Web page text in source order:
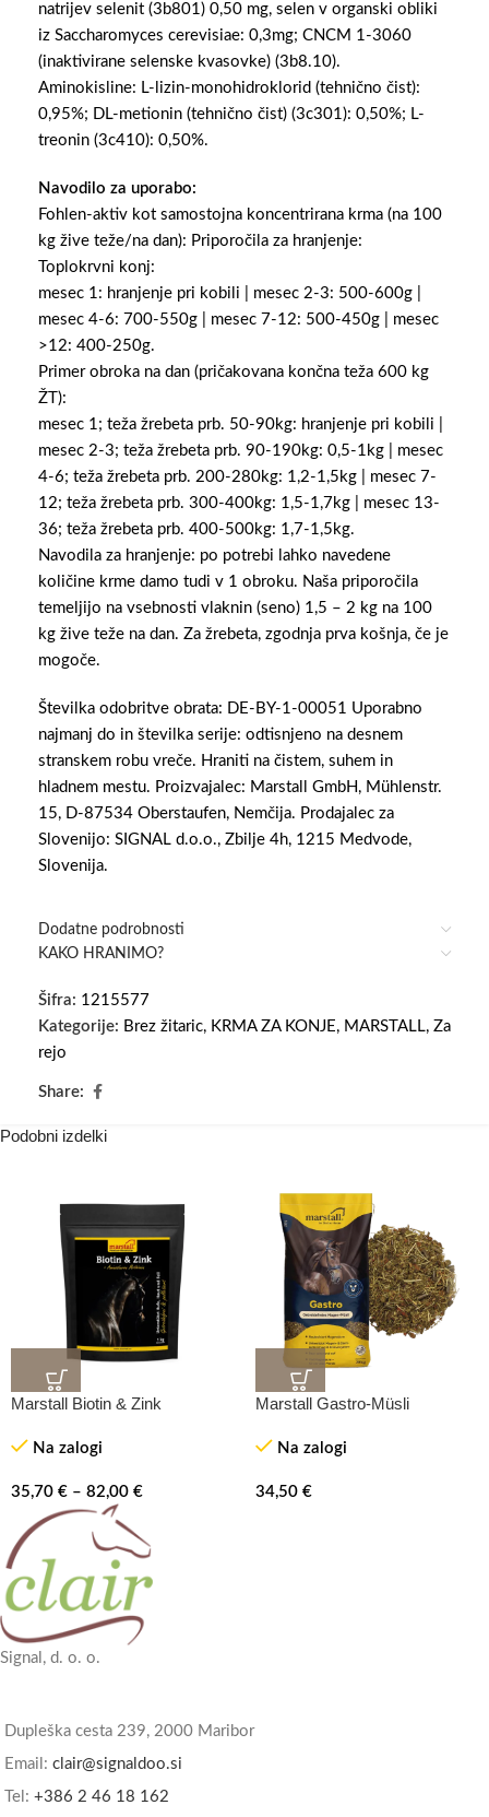
natrijev selenit (3b801) 0,50 mg, selen v organski obliki
iz Saccharomyces cerevisiae: 0,3mg; CNCM 1-3060
(inaktivirane selenske kvasovke) (3b8.10).
Aminokisline: L-lizin-monohidroklorid (tehnično čist):
0,95%; DL-metionin (tehnično čist) (3c301): 0,50%; L-
treonin (3c410): 0,50%.
Navodilo za uporabo:
Fohlen-aktiv kot samostojna koncentrirana krma (na 100
kg žive teže/na dan): Priporočila za hranjenje:
Toplokrvni konj:
mesec 1: hranjenje pri kobili | mesec 2-3: 500-600g |
mesec 4-6: 700-550g | mesec 7-12: 500-450g | mesec
>12: 400-250g.
Primer obroka na dan (pričakovana končna teža 600 kg
ŽT):
mesec 1; teža žrebeta prb. 50-90kg: hranjenje pri kobili |
mesec 2-3; teža žrebeta prb. 90-190kg: 0,5-1kg | mesec
4-6; teža žrebeta prb. 200-280kg: 1,2-1,5kg | mesec 7-
12; teža žrebeta prb. 300-400kg: 1,5-1,7kg | mesec 13-
36; teža žrebeta prb. 400-500kg: 1,7-1,5kg.
Navodila za hranjenje: po potrebi lahko navedene
količine krme damo tudi v 1 obroku. Naša priporočila
temeljijo na vsebnosti vlaknin (seno) 1,5 – 2 kg na 100
kg žive teže na dan. Za žrebeta, zgodnja prva košnja, če je
mogoče.
Številka odobritve obrata: DE-BY-1-00051 Uporabno
najmanj do in številka serije: odtisnjeno na desnem
stranskem robu vreče. Hraniti na čistem, suhem in
hladnem mestu. Proizvajalec: Marstall GmbH, Mühlenstr.
15, D-87534 Oberstaufen, Nemčija. Prodajalec za
Slovenijo: SIGNAL d.o.o., Zbilje 4h, 1215 Medvode,
Slovenija.
Dodatne podrobnosti
KAKO HRANIMO?
Šifra: 1215577
Kategorije: Brez žitaric, KRMA ZA KONJE, MARSTALL, Za
rejo
Share:
Podobni izdelki
Marstall Biotin & Zink
Na zalogi
35,70 € – 82,00 €
Marstall Gastro-Müsli
Na zalogi
34,50 €
Signal, d. o. o.
Dupleška cesta 239, 2000 Maribor
Email: clair@signaldoo.si
Tel: +386 2 46 18 162